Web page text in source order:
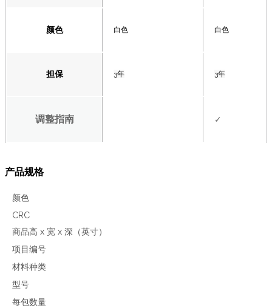
颜色 白色 白色
担保 3年 3年
调整指南 ✓
产品规格
颜色
CRC
商品高 x 宽 x 深（英寸）
项目编号
材料种类
型号
每包数量